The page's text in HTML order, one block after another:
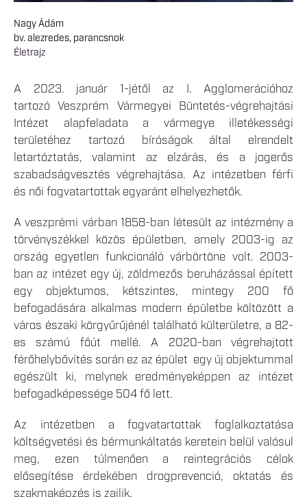
Nagy Ádám
bv. alezredes, parancsnok
Életrajz
A 2023. január 1-jétől az I. Agglomerációhoz
tartozó Veszprém Vármegyei Büntetés-végrehajtási
Intézet alapfeladata a vármegye illetékességi
területéhez tartozó bíróságok által elrendelt
letartóztatás, valamint az elzárás, és a jogerős
szabadságvesztés végrehajtása. Az intézetben férfi
és női fogvatartottak egyaránt elhelyezhetők.
A veszprémi várban 1858-ban létesült az intézmény a
törvényszékkel közös épületben, amely 2003-ig az
ország egyetlen funkcionáló várbörtöne volt. 2003-
ban az intézet egy új, zöldmezős beruházással épített
egy objektumos, kétszintes, mintegy 200 fő
befogadására alkalmas modern épületbe költözött a
város északi körgyűrűjénél található külterületre, a 82-
es számú főút mellé. A 2020-ban végrehajtott
férőhelybővítés során ez az épület egy új objektummal
egészült ki, melynek eredményeképpen az intézet
befogadképessége 504 fő lett.
Az intézetben a fogvatartottak foglalkoztatása
költségvetési és bérmunkáltatás keretein belül valósul
meg, ezen túlmenően a reintegrációs célok
elősegítése érdekében drogprevenció, oktatás és
szakmaképzés is zajlik.